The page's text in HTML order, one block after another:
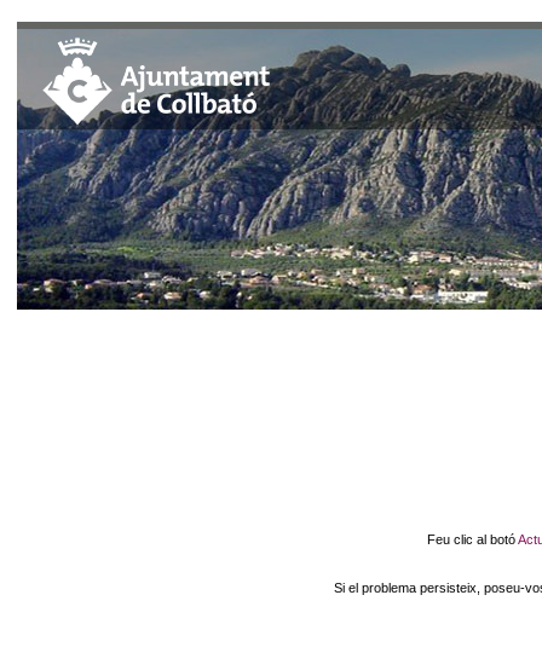
Feu clic al botó
Si el problema persisteix, poseu-